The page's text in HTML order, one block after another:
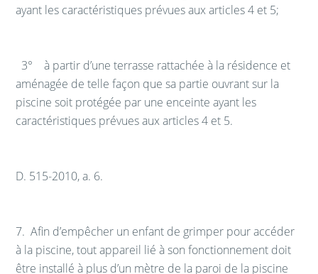
ayant les caractéristiques prévues aux articles 4 et 5;
3° à partir d’une terrasse rattachée à la résidence et
aménagée de telle façon que sa partie ouvrant sur la
piscine soit protégée par une enceinte ayant les
caractéristiques prévues aux articles 4 et 5.
D. 515-2010, a. 6.
7.Afin d’empêcher un enfant de grimper pour accéder
à la piscine, tout appareil lié à son fonctionnement doit
être installé à plus d’un mètre de la paroi de la piscine